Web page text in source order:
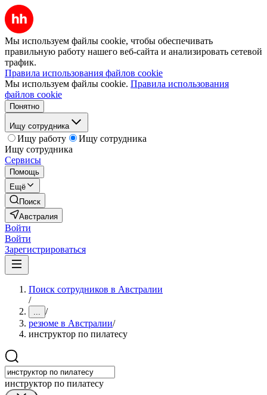
Мы используем файлы cookie, чтобы обеспечивать
правильную работу нашего веб-сайта и анализировать сетевой
трафик.
Правила использования файлов cookie
Мы используем файлы cookie. Правила использования
файлов cookie
Понятно
Ищу сотрудника
Ищу работу
Ищу сотрудника
Ищу сотрудника
Сервисы
Помощь
Ещё
Поиск
Австралия
Войти
Войти
Зарегистрироваться
Поиск сотрудников в Австралии
/
... /
резюме в Австралии/
инструктор по пилатесу
инструктор по пилатесу